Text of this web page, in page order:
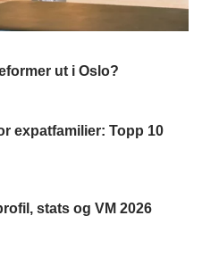
ut i Oslo?
expatfamilier: Topp 10
stats og VM 2026